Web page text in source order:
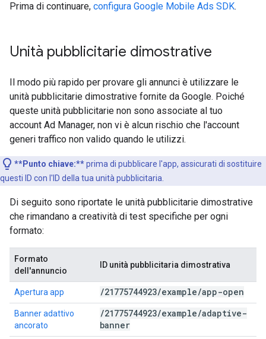
Prima di continuare, configura Google Mobile Ads SDK.
Unità pubblicitarie dimostrative
Il modo più rapido per provare gli annunci è utilizzare le
unità pubblicitarie dimostrative fornite da Google. Poiché
queste unità pubblicitarie non sono associate al tuo
account Ad Manager, non vi è alcun rischio che l'account
generi traffico non valido quando le utilizzi.
**Punto chiave:**prima di pubblicare l'app, assicurati di sostituire
questi ID con l'ID della tua unità pubblicitaria.
Di seguito sono riportate le unità pubblicitarie dimostrative
che rimandano a creatività di test specifiche per ogni
formato:
Formato
dell'annuncio
ID unità pubblicitaria dimostrativa
Apertura app /21775744923/example/app-open
Banner adattivo
ancorato
/21775744923/example/adaptive-
banner